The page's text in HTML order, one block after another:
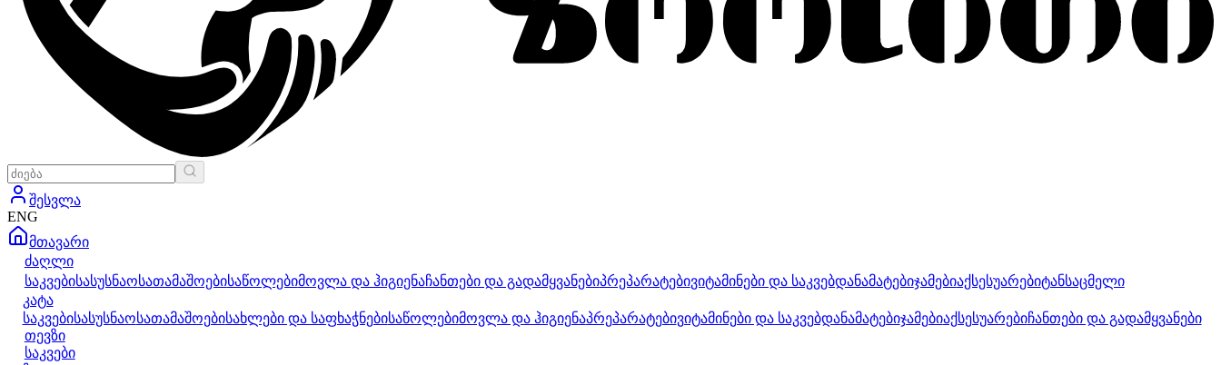
შესვლა
ENG
მთავარი
ძაღლი
საკვებისასუსნაოსათამაშოებისაწოლებიმოვლა და ჰიგიენაჩანთები და გადამყვანებიპრეპარატებივიტამინები და საკვებდანამატებიჯამებიაქსესუარებიტანსაცმელი
კატა
საკვებისასუსნაოსათამაშოებისახლები და საფხაჭნებისაწოლებიმოვლა და ჰიგიენაპრეპარატებივიტამინები და საკვებდანამატებიჯამებიაქსესუარებიჩანთები და გადამყვანები
თევზი
საკვები